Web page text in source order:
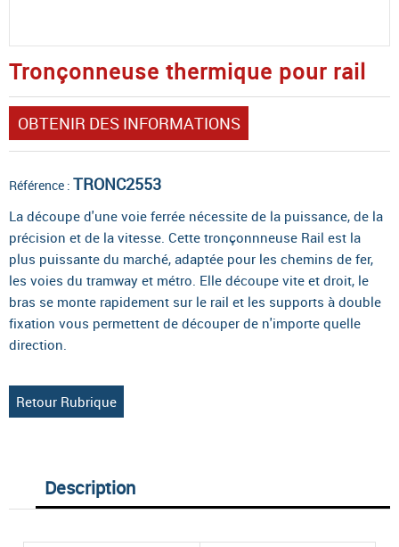
Tronçonneuse thermique pour rail
OBTENIR DES INFORMATIONS
Référence : TRONC2553
La découpe d'une voie ferrée nécessite de la puissance, de la
précision et de la vitesse. Cette tronçonnneuse Rail est la
plus puissante du marché, adaptée pour les chemins de fer,
les voies du tramway et métro. Elle découpe vite et droit, le
bras se monte rapidement sur le rail et les supports à double
fixation vous permettent de découper de n'importe quelle
direction.
Retour Rubrique
Description